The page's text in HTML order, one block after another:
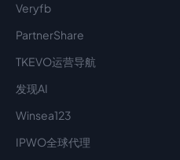
Veryfb
PartnerShare
TKEVO运营导航
发现AI
Winsea123
IPWO全球代理